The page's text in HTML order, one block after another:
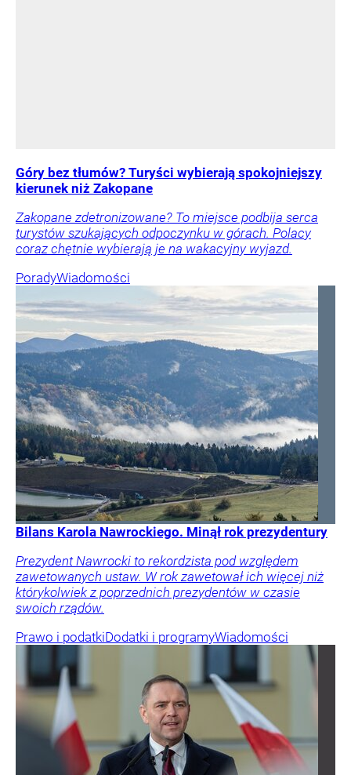
Góry bez tłumów? Turyści wybierają spokojniejszy
kierunek niż Zakopane
Zakopane zdetronizowane? To miejsce podbija serca
turystów szukających odpoczynku w górach. Polacy
coraz chętnie wybierają je na wakacyjny wyjazd.
PoradyWiadomości
Bilans Karola Nawrockiego. Minął rok prezydentury
Prezydent Nawrocki to rekordzista pod względem
zawetowanych ustaw. W rok zawetował ich więcej niż
którykolwiek z poprzednich prezydentów w czasie
swoich rządów.
Prawo i podatkiDodatki i programyWiadomości